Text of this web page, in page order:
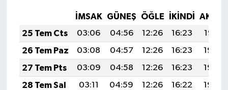
İMSAK GÜNEŞ ÖĞLE İKINDI
25 Tem Cts
03:06 04:56 12:26 16:23
19:47
26 Tem Paz
03:08 04:57 12:26 16:23
19:46
27 Tem Pts
03:09 04:58 12:26 16:23
19:45
28 Tem Sal
03:11 04:59 12:26 16:22
19:44